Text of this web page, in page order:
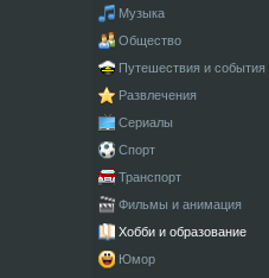
Музыка
Общество
Путешествия и события
Развлечения
Сериалы
Спорт
Транспорт
Фильмы и анимация
Хобби и образование
Юмор